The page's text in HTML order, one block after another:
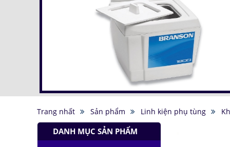
Trang nhất Sản phẩm Linh kiện phụ tùng
DANH MỤC SẢN PHẨM